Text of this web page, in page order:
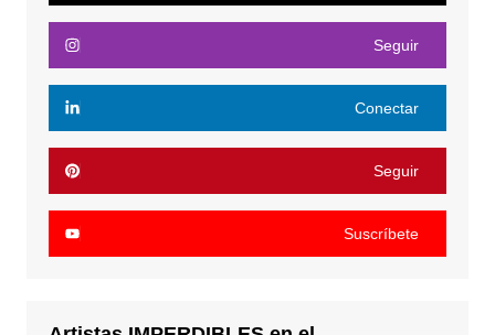
Seguir
Conectar
Seguir
Suscríbete